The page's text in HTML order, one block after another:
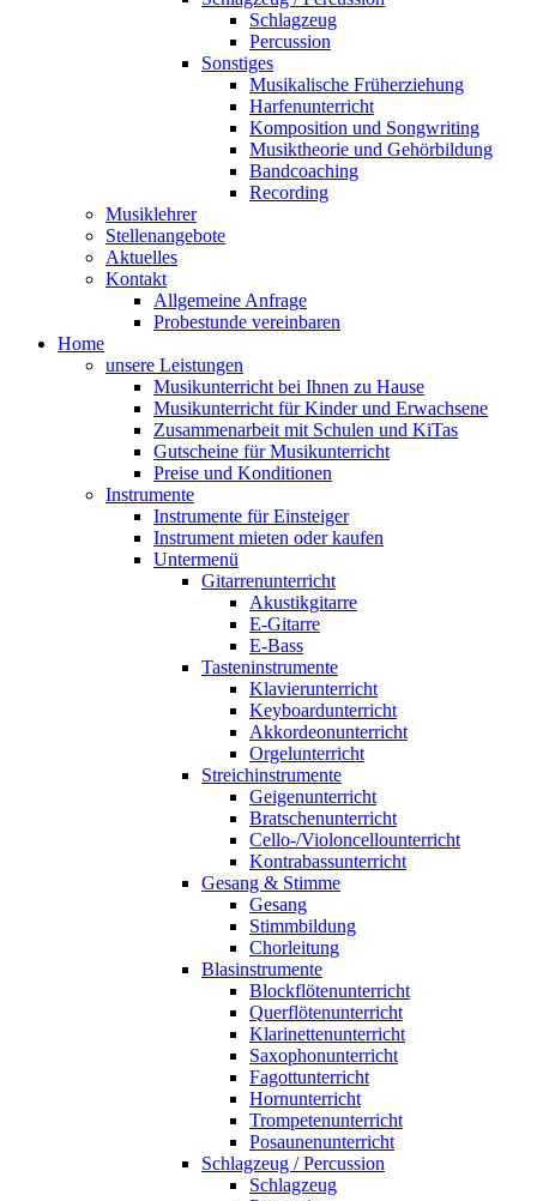
Schlagzeug
Percussion
Sonstiges
Musikalische Früherziehung
Harfenunterricht
Komposition und Songwriting
Musiktheorie und Gehörbildung
Bandcoaching
Recording
Musiklehrer
Stellenangebote
Aktuelles
Kontakt
Allgemeine Anfrage
Probestunde vereinbaren
Home
unsere Leistungen
Musikunterricht bei Ihnen zu Hause
Musikunterricht für Kinder und Erwachsene
Zusammenarbeit mit Schulen und KiTas
Gutscheine für Musikunterricht
Preise und Konditionen
Instrumente
Instrumente für Einsteiger
Instrument mieten oder kaufen
Untermenü
Gitarrenunterricht
Akustikgitarre
E-Gitarre
E-Bass
Tasteninstrumente
Klavierunterricht
Keyboardunterricht
Akkordeonunterricht
Orgelunterricht
Streichinstrumente
Geigenunterricht
Bratschenunterricht
Cello-/Violoncellounterricht
Kontrabassunterricht
Gesang & Stimme
Gesang
Stimmbildung
Chorleitung
Blasinstrumente
Blockflötenunterricht
Querflötenunterricht
Klarinettenunterricht
Saxophonunterricht
Fagottunterricht
Hornunterricht
Trompetenunterricht
Posaunenunterricht
Schlagzeug / Percussion
Schlagzeug